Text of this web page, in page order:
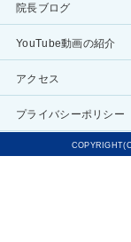
院長ブログ
YouTube動画の紹介
アクセス
プライバシーポリシー